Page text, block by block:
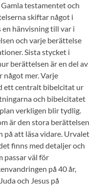
testamentet och
skiftar något i
hänvisning till var i
och varje berättelse
Sista stycket i
berättelsen är en del av
något mer. Varje
ett centralt bibelcitat ur
och bibelcitatet
verkligen blir tydlig.
är den stora berättelsen
på att läsa vidare. Urvalet
finns med detaljer och
passar väl för
på 40 år,
och Jesus på